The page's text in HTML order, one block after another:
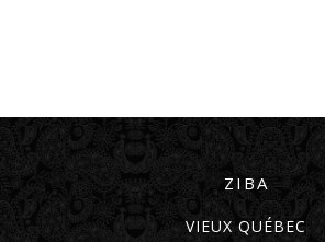
ZIBA
VIEUX QUÉBEC